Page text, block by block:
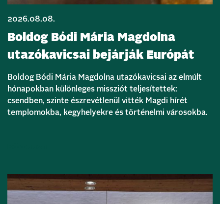
2026.08.08.
Boldog Bódi Mária Magdolna
utazókavicsai bejárják Európát
Boldog Bódi Mária Magdolna utazókavicsai az elmúlt
hónapokban különleges missziót teljesítettek:
csendben, szinte észrevétlenül vitték Magdi hírét
templomokba, kegyhelyekre és történelmi városokba.